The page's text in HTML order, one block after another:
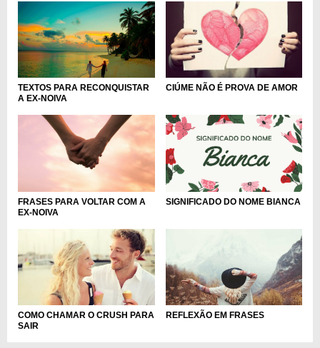
TEXTOS PARA RECONQUISTAR
A EX-NOIVA
CIÚME NÃO É PROVA DE AMOR
FRASES PARA VOLTAR COM A
EX-NOIVA
SIGNIFICADO DO NOME BIANCA
COMO CHAMAR O CRUSH PARA
SAIR
REFLEXÃO EM FRASES